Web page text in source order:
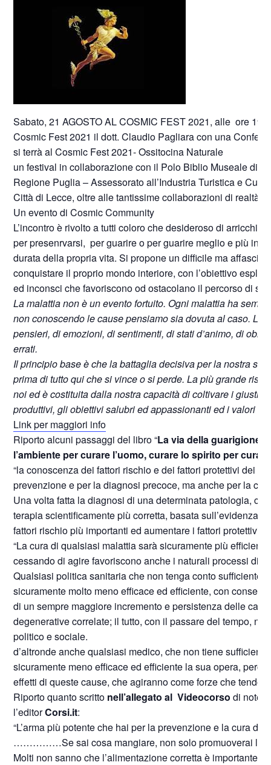
Sabato, 21 AGOSTO AL COSMIC FEST 2021, alle ore
Cosmic Fest 2021 il dott. Claudio Pagliara con una
si terrà al Cosmic Fest 2021- Ossitocina Naturale
un festival in collaborazione con il Polo Biblio Museale di
Regione Puglia – Assessorato all’Industria Turistica e
Città di Lecce, oltre alle tantissime collaborazioni di realtà
Un evento di Cosmic Community
L’incontro è rivolto a tutti coloro che desideroso di
per presenrvarsi, per guarire o per guarire meglio e più in
durata della propria vita. Si propone un difficile ma
conquistare il proprio mondo interiore, con l’obiettivo
ed inconsci che favoriscono od ostacolano il percorso di
La malattia non è un evento fortuito. Ogni malattia ha
non conoscendo le cause pensiamo sia dovuta al caso.
pensieri, di emozioni, di sentimenti, di stati d’animo, di
errati.
Il principio base è che la battaglia decisiva per la nostra
prima di tutto qui che si vince o si perde. La più grande
noi ed è costituita dalla nostra capacità di coltivare i giusti
produttivi, gli obiettivi salubri ed appassionanti ed i valori
Link per maggiori info
Riporto alcuni passaggi del libro “La via della guarigione
l’ambiente per curare l’uomo, curare lo spirito per
“la conoscenza dei fattori rischio e dei fattori protettivi dei
prevenzione e per la diagnosi precoce, ma anche per la
Una volta fatta la diagnosi di una determinata patologia,
terapia scientificamente più corretta, basata sull’evidenza
fattori rischio più importanti ed aumentare i fattori protettivi.
“La cura di qualsiasi malattia sarà sicuramente più
cessando di agire favoriscono anche i naturali processi di
Qualsiasi politica sanitaria che non tenga conto
sicuramente molto meno efficace ed efficiente, con
di un sempre maggiore incremento e persistenza delle
degenerative correlate; il tutto, con il passare del tempo,
politico e sociale.
d’altronde anche qualsiasi medico, che non tiene
sicuramente meno efficace ed efficiente la sua opera,
effetti di queste cause, che agiranno come forze che
Riporto quanto scritto nell’allegato al Videocorso di
l’editorCorsi.it:
“L’arma più potente che hai per la prevenzione e la cura
……………Se sai cosa mangiare, non solo promuoverai la
Molti non sanno che l’alimentazione corretta è importante